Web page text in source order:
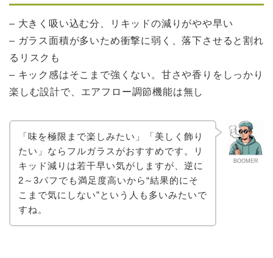
– 大きく吸い込む分、リキッドの減りがやや早い
– ガラス面積が多いため衝撃に弱く、落下させると割れ
るリスクも
– キック感はそこまで強くない。甘さや香りをしっかり
楽しむ設計で、エアフロー調節機能は無し
BOOMER
「味を極限まで楽しみたい」「美しく飾り
たい」ならフルガラスがおすすめです。リ
キッド減りは若干早い気がしますが、逆に
2～3パフでも満足度高いから“結果的にそ
こまで気にしない”という人も多いみたいで
すね。